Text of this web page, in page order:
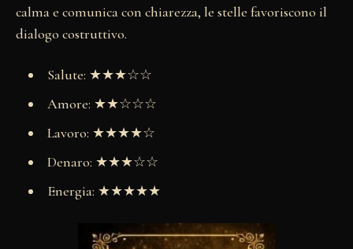
calma e comunica con chiarezza, le stelle favoriscono il
dialogo costruttivo.
Salute: ★★★☆☆
Amore: ★★☆☆☆
Lavoro: ★★★★☆
Denaro: ★★★☆☆
Energia: ★★★★★